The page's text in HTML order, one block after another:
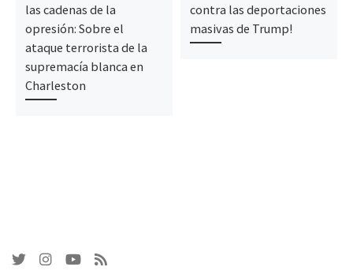
las cadenas de la
opresión: Sobre el
ataque terrorista de la
supremacía blanca en
Charleston
contra las deportaciones
masivas de Trump!